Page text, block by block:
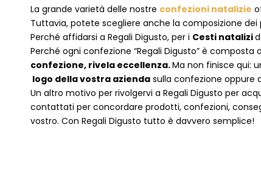
La grande varietà delle nostre confezioni natalizie
Tuttavia, potete scegliere anche la composizione
Perché affidarsi a Regali Digusto, per i Cesti natalizi
Perché ogni confezione “Regali Digusto” è
confezione, rivela eccellenza.Ma non finisce qui:
logo della vostra azienda sulla confezione oppure
Un altro motivo per rivolgervi a Regali Digusto per
contattati per concordare prodotti, confezioni,
vostro. Con Regali Digusto tutto è davvero semplice!